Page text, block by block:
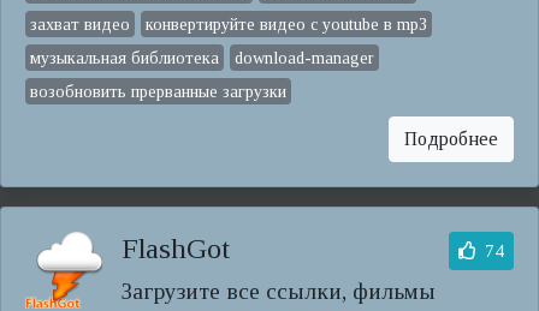
захват видео
конвертируйте видео с youtube в mp3
музыкальная библиотека
download-manager
возобновить прерванные загрузки
Подробнее
FlashGot
Загрузите все ссылки, фильмы
74